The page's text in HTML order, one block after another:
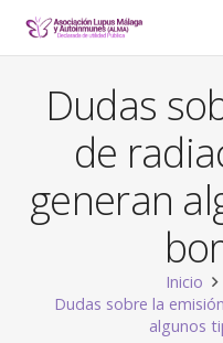
Dudas
de
generan
Inicio
Dudas sobre la
algunos